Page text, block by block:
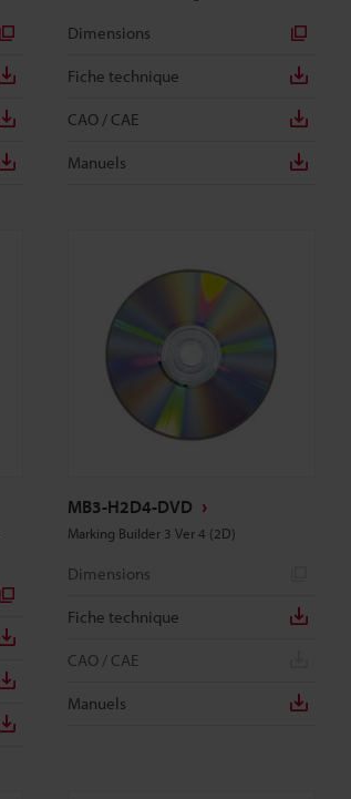
Dimensions
Fiche technique
CAO / CAE
Manuels
MB3-H2D4-DVD
Marking Builder 3 Ver 4 (2D)
Dimensions
Fiche technique
CAO / CAE
Manuels